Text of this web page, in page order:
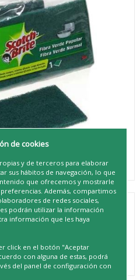
FIBRA VERDE
de cookies
y de terceros para elaborar
sus hábitos de navegación, lo que
que ofrecemos y mostrarle
Además, compartimos
de redes sociales,
podrán utilizar la información
información que les haya
click en el botón "Aceptar
con alguna de estas, podrá
del panel de configuración con